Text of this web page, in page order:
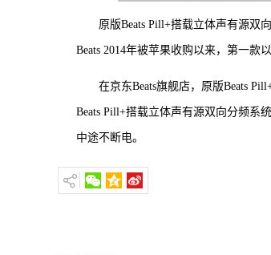
原版Beats Pill+搭载立体声有源双
Beats 2014年被苹果收购以来，第一款
在京东Beats旗舰店，原版Beats
Beats Pill+搭载立体声有源双向分频系
中途不断电。